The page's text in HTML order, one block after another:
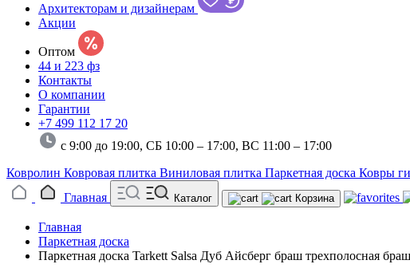
Архитекторам и дизайнерам
Акции
Оптом
44 и 223 фз
Контакты
О компании
Гарантии
+7 499 112 17 20
с 9:00 до 19:00, СБ 10:00 – 17:00, ВС 11:00 – 17:00
Ковролин Ковровая плитка Виниловая плитка Паркетная доска Ковры
Главная
Каталог Корзина
Главная
Паркетная доска
Паркетная доска Tarkett Salsa Дуб Айсберг браш трехполосная